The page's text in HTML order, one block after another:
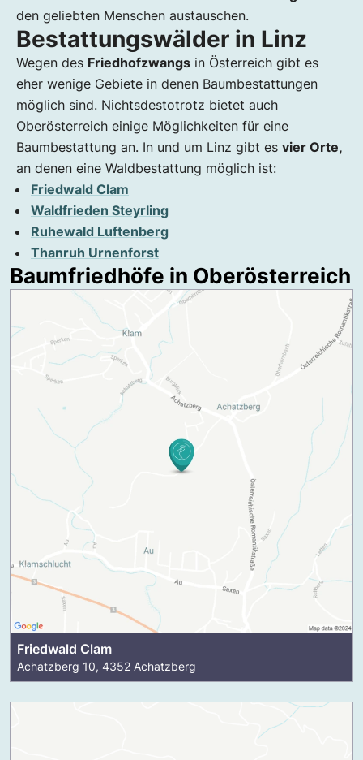
den geliebten Menschen austauschen.
Bestattungswälder in Linz
Wegen des Friedhofzwangs in Österreich gibt es
eher wenige Gebiete in denen Baumbestattungen
möglich sind. Nichtsdestotrotz bietet auch
Oberösterreich einige Möglichkeiten für eine
Baumbestattung an. In und um Linz gibt es vier Orte,
an denen eine Waldbestattung möglich ist:
Friedwald Clam
Waldfrieden Steyrling
Ruhewald Luftenberg
Thanruh Urnenforst
Baumfriedhöfe in Oberösterreich
Friedwald Clam
Achatzberg 10, 4352 Achatzberg